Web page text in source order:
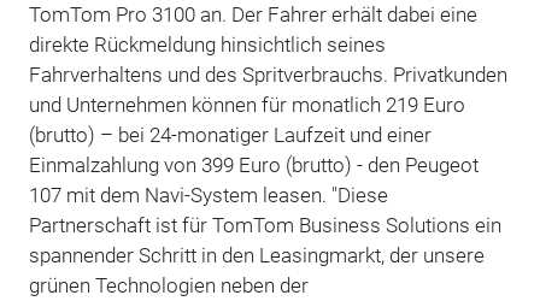
TomTom Pro 3100 an. Der Fahrer erhält dabei eine
direkte Rückmeldung hinsichtlich seines
Fahrverhaltens und des Spritverbrauchs. Privatkunden
und Unternehmen können für monatlich 219 Euro
(brutto) – bei 24-monatiger Laufzeit und einer
Einmalzahlung von 399 Euro (brutto) - den Peugeot
107 mit dem Navi-System leasen. "Diese
Partnerschaft ist für TomTom Business Solutions ein
spannender Schritt in den Leasingmarkt, der unsere
grünen Technologien neben der